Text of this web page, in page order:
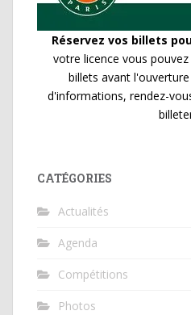
Réservez vos billets
votre licence vous
billets avant
d'informations, rendez-
CATÉGORIES
Actualités
Agenda
Compétitions
Photos